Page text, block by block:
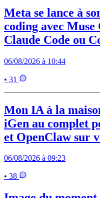
Meta se lance à
coding avec Muse
Claude Code ou
06/08/2026 à 10:44
• 31
Mon IA à la
iGen au complet
et OpenClaw sur
06/08/2026 à 09:23
• 38